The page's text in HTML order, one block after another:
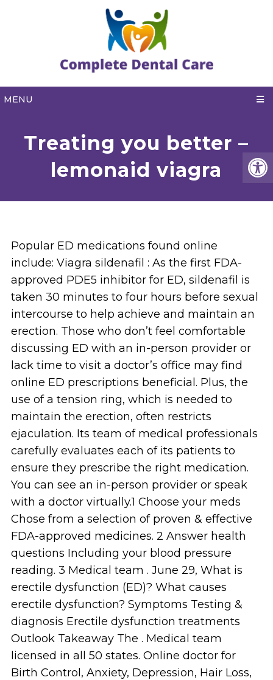
MENU
Treating you better –
lemonaid viagra
Popular ED medications found online
include: Viagra sildenafil : As the first FDA-
approved PDE5 inhibitor for ED, sildenafil is
taken 30 minutes to four hours before sexual
intercourse to help achieve and maintain an
erection. Those who don’t feel comfortable
discussing ED with an in-person provider or
lack time to visit a doctor’s office may find
online ED prescriptions beneficial. Plus, the
use of a tension ring, which is needed to
maintain the erection, often restricts
ejaculation. Its team of medical professionals
carefully evaluates each of its patients to
ensure they prescribe the right medication.
You can see an in-person provider or speak
with a doctor virtually.1 Choose your meds
Chose from a selection of proven & effective
FDA-approved medicines. 2 Answer health
questions Including your blood pressure
reading. 3 Medical team . June 29, What is
erectile dysfunction (ED)? What causes
erectile dysfunction? Symptoms Testing &
diagnosis Erectile dysfunction treatments
Outlook Takeaway The . Medical team
licensed in all 50 states. Online doctor for
Birth Control, Anxiety, Depression, Hair Loss,